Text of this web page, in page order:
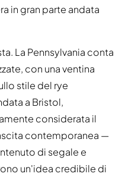
in gran parte andata
La Pennsylvania conta
con una ventina
stile del rye
a Bristol,
considerata il
contemporanea —
di segale e
un'idea credibile di